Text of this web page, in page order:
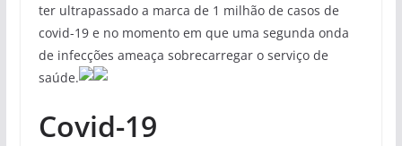
ter ultrapassado a marca de 1 milhão de casos de
covid-19 e no momento em que uma segunda onda
de infecções ameaça sobrecarregar o serviço de
saúde.
Covid-19